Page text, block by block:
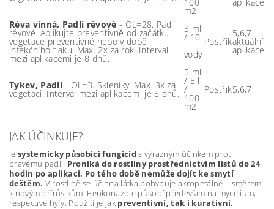
m2
Réva vinná, Padlí révové - OL=28. Padlí
révové. Aplikujte preventivně od začátku
vegetace preventivně nebo v době
infekčního tlaku. Max. 2x za rok. Interval
mezi aplikacemi je 8 dnů.
3 ml
/ 10
l
vody
Postřik
5,6,7
aktuální
aplikace
Tykev, Padlí- OL=3. Skleníky. Max. 3x za
vegetaci. Interval mezi aplikacemi je 8 dnů.
5 ml
/ 5 l
/
100
m2
Postřik5,6,7
JAK ÚČINKUJE?
Je systemicky působící fungicids výrazným účinkem proti
pravému padlí. Proniká do rostliny prostřednictvím listů do 24
hodin po aplikaci. Po tého době nemůže dojít ke smytí
deštěm. V rostlině se účinná látka pohybuje akropetálně – směrem
k novým přírůstkům. Penkonazole působí především na mycelium,
respective hyfy. Použití je jak preventivní, tak i kurativní.